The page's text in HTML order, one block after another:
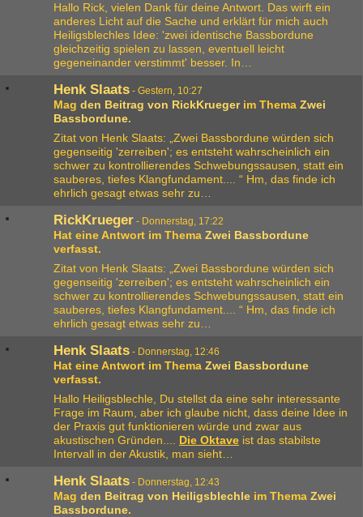
Hallo Rick, vielen Dank für deine Antwort. Das wirft ein
anderes Licht auf die Sache und erklärt für mich auch
Heiligsblechles Idee: 'zwei identische Bassbordune
gleichzeitig spielen zu lassen, eventuell leicht
gegeneinander verstimmt' besser. In…
Henk Slaats - Gestern, 10:27
Mag den Beitrag von RickKruegerim Thema Zwei
Bassbordune.
Zitat von Henk Slaats: „Zwei Bassbordune würden sich
gegenseitig 'zerreiben'; es entsteht wahrscheinlich ein
schwer zu kontrollierendes Schwebungssausen, statt ein
sauberes, tiefes Klangfundament.... “ Hm, das finde ich
ehrlich gesagt etwas sehr zu…
RickKrueger - Donnerstag, 17:22
Hat eine Antwort im Thema Zwei Bassbordune
verfasst.
Zitat von Henk Slaats: „Zwei Bassbordune würden sich
gegenseitig 'zerreiben'; es entsteht wahrscheinlich ein
schwer zu kontrollierendes Schwebungssausen, statt ein
sauberes, tiefes Klangfundament.... “ Hm, das finde ich
ehrlich gesagt etwas sehr zu…
Henk Slaats - Donnerstag, 12:46
Hat eine Antwort im Thema Zwei Bassbordune
verfasst.
Hallo Heiligsblechle, Du stellst da eine sehr interessante
Frage im Raum, aber ich glaube nicht, dass deine Idee in
der Praxis gut funktionieren würde und zwar aus
akustischen Gründen.... Die Oktave ist das stabilste
Intervall in der Akustik, man sieht…
Henk Slaats - Donnerstag, 12:43
Mag den Beitrag von Heiligsblechle im Thema Zwei
Bassbordune.